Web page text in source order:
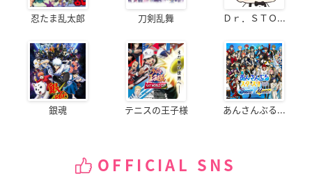
忍たま乱太郎 刀剣乱舞 Ｄｒ．ＳＴＯ...
銀魂 テニスの王子様 あんさんぶる...
OFFICIAL SNS